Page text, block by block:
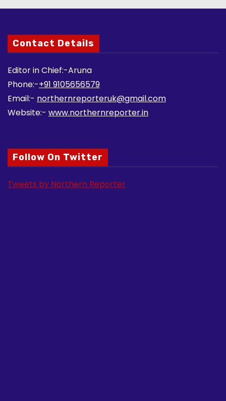
Contact Details
Editor in Chief:-Aruna
Phone:-+91 9105656579
Email:- northernreporteruk@gmail.com
Website:- www.northernreporter.in
Follow On Twitter
Tweets by Northern Reporter